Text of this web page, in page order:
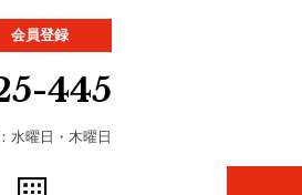
会員登録
445
水曜日・木曜日